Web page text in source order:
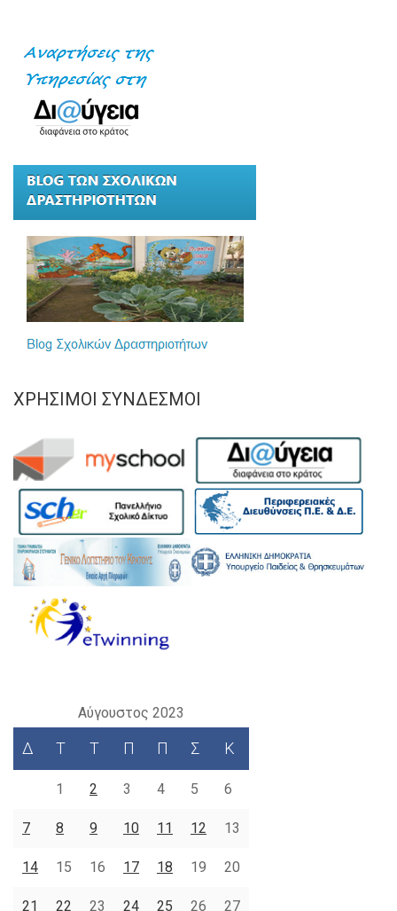
ΧΡΉΣΙΜΟΙ ΣΎΝΔΕΣΜΟΙ
Αύγουστος 2023
Δ Τ Τ Π Π Σ Κ
1 2 3 4 5 6
7 8 9 10 11 12 13
14 15 16 17 18 19 20
21 22 23 24 25 26 27